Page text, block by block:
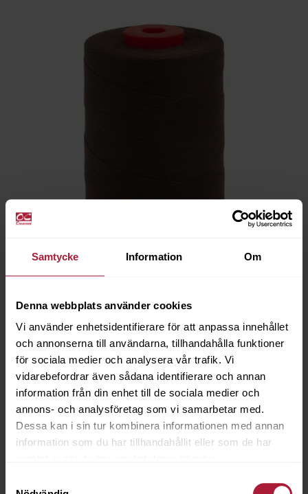
Samtycke Information Om
Denna webbplats använder cookies
Vi använder enhetsidentifierare för att anpassa innehållet
och annonserna till användarna, tillhandahålla funktioner
för sociala medier och analysera vår trafik. Vi
vidarebefordrar även sådana identifierare och annan
information från din enhet till de sociala medier och
annons- och analysföretag som vi samarbetar med.
Dessa kan i sin tur kombinera informationen med annan
information som du har tillhandahållit eller som de har
G253-5315
Saldo11
Utgått, artikeln är slut hos leverantör